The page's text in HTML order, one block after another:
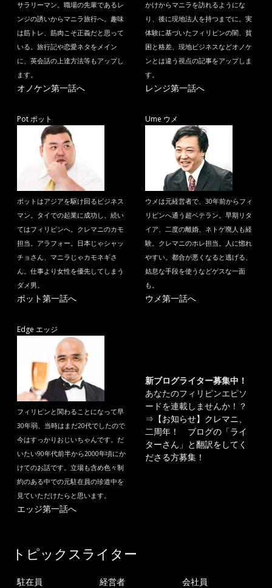
サラリーマン。職場の先輩であるレ
ンジの誘いからマニラ旅行へ。趣味
は筋トレ、筋肉こそ正義だと思って
いる。旅行記や恋愛ネタをメイン
に、英会話の上達方法等もアップし
ます。
オノケン第一話へ
かけからマニラを訪れるようにな
り、後に現地法人を持つまでに。実
体験に基づいたフィリピンの闇、貧
困と格差、現地ビジネスなどオノケ
ンとは違う視点の記事をアップしま
す。
レンジ第一話へ
Pot ポット
ポットはアジアを駆け回るビジネス
マン。タイでの起業に成功し、続い
てはフィリピンへ。クレマニのカモ
担当。アラフォー。日本じゃシャッ
チョさん、マニラじゃカモネギさ
ん。仕事より女性を優先してしまう
ダメ男。
ポット第一話へ
Ume ウメ
ウメは元経営者で、30年前からフィ
リピンへ通う超ベテラン。早期リタ
イア、二度の離婚、ネトゲ廃人も経
験。クレマニのホレ担当。人に惚れ
やすい。都合が悪くなると逃げる、
姑息な手段を使うなどゲスな一面
も。
ウメ第一話へ
Edge エッジ
フィリピンと関わることになって早
30年弱、当時はまだ20代でしたので
今はすっかりおじいちゃんです。だ
いたい90年代前半から2000年頃にか
けてのお話です。立場も含め色々制
約のある中での元駐在員の珍道中を
見ていただけたらと思います。
エッジ第一話へ
新ブログライター募集中！
あなたのフィリピンエピソ
ードを連載しませんか！？
⇒ 【お知らせ】クレマニ、
二周年！ ブログの「ライ
ターさん」と翻訳をしてく
ださる方募集！
トピックスライター
駐在員
経営者
会社員